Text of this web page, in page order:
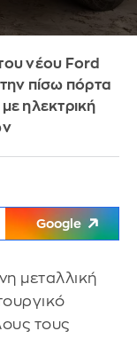
νέου Ford
πίσω πόρτα
ηλεκτρική
Google
μεταλλική
τους